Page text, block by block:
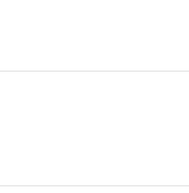
มายการเงิน." ให้เริ่ม